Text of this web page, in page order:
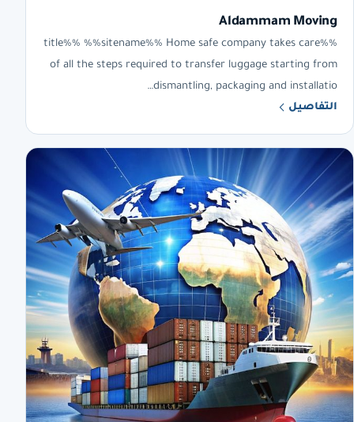
Aldammam Moving
%%title%% %%sitename%% Home safe company takes care
of all the steps required to transfer luggage starting from
dismantling, packaging and installatio…
التفاصيل